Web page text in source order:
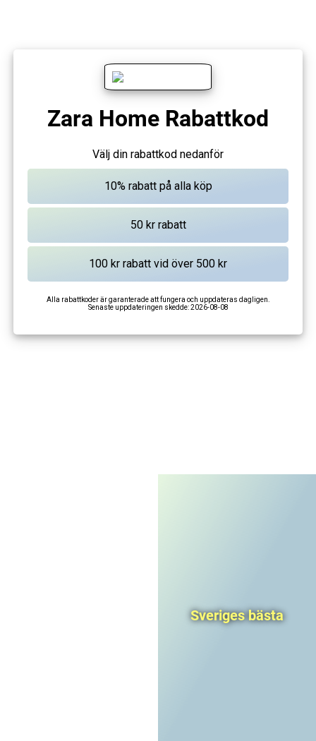
Zara Home Rabattkod
Välj din rabattkod nedanför
Alla rabattkoder är garanterade att fungera och uppdateras dagligen.
Senaste uppdateringen skedde:2026-08-08
Sveriges bästa